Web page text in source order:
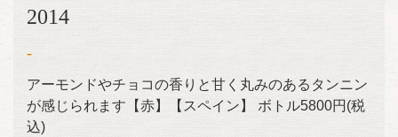
2014
-
アーモンドやチョコの香りと甘く丸みのあるタンニン
が感じられます【赤】【スペイン】 ボトル5800円(税
込)